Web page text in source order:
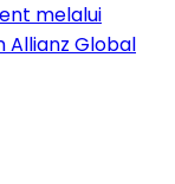
melalui
Allianz Global